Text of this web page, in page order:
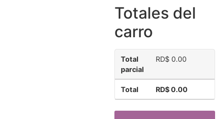
Totales del
carro
Total
parcial
RD$0.00
Total RD$0.00